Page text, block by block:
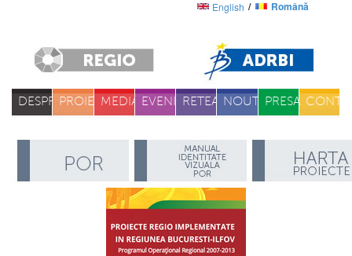
English Română
DESPREPROIECTEMEDIA EVENIMENTE
RETEA NOUTATIPRESA